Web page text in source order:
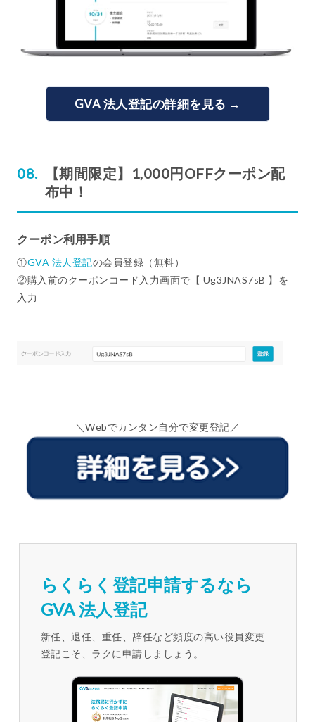
GVA 法人登記の詳細を見る →
【期間限定】1,000円OFFクーポン配
布中！
クーポン利用手順
①GVA 法人登記の会員登録（無料）
②購入前のクーポンコード入力画面で【 Ug3JNAS7sB 】を
入力
＼Webでカンタン自分で変更登記／
らくらく登記申請するなら
GVA 法人登記
新任、退任、重任、辞任など頻度の高い役員変更
登記こそ、ラクに申請しましょう。